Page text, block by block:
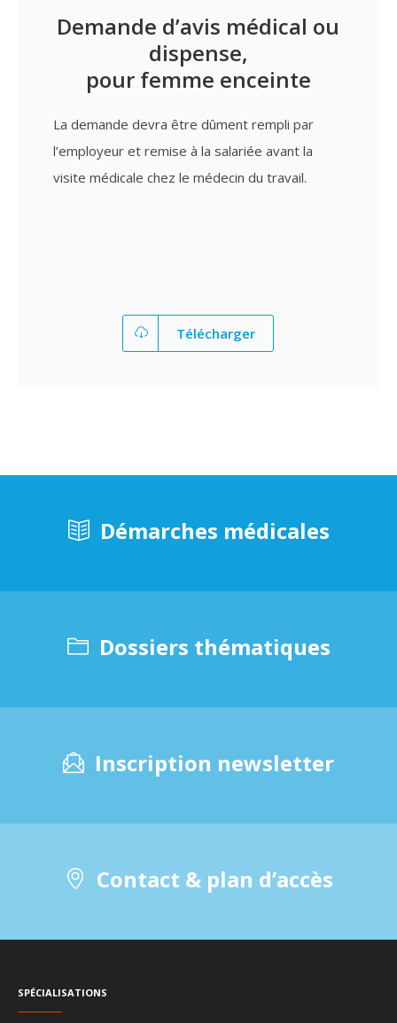
Demande d’avis médical ou
dispense,
pour femme enceinte
La demande devra être dûment rempli par
l’employeur et remise à la salariée avant la
visite médicale chez le médecin du travail.
Télécharger
Démarches médicales
Dossiers thématiques
Inscription newsletter
Contact & plan d’accès
Spécialisations